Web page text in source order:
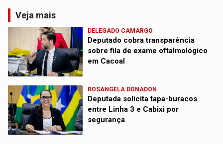
Veja mais
DELEGADO CAMARGO
Deputado cobra transparência
sobre fila de exame oftalmológico
em Cacoal
ROSANGELA DONADON
Deputada solicita tapa-buracos
entre Linha 3 e Cabixi por
segurança